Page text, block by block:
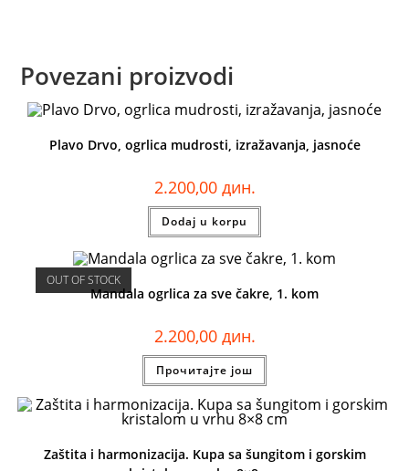
Povezani proizvodi
Plavo Drvo, ogrlica mudrosti, izražavanja, jasnoće
2.200,00 дин.
Dodaj u korpu
OUT OF STOCK
Mandala ogrlica za sve čakre, 1. kom
2.200,00 дин.
Прочитајте још
Zaštita i harmonizacija. Kupa sa šungitom i gorskim